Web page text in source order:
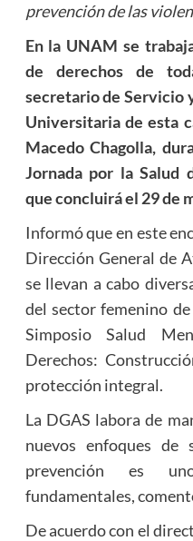
prevención de las
En la UNAM se
de derechos de
secretario de Servicio
Universitaria de esta
Macedo Chagolla,
Jornada por la Salud
que concluirá el 29 de
Informó que en este
Dirección General de
se llevan a cabo
del sector femenino
Simposio Salud
Derechos:
protección integral.
La DGAS labora de
nuevos enfoques de
prevención es
fundamentales,
De acuerdo con el